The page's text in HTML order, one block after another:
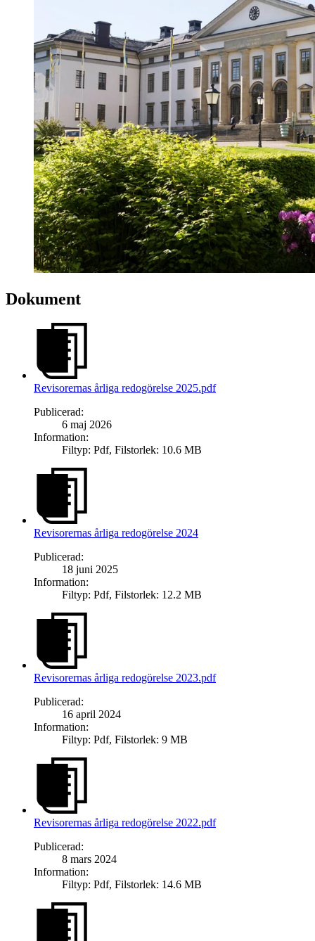
Dokument
Revisorernas årliga redogörelse 2025.pdf
Publicerad:
6 maj 2026
Information:
Filtyp: Pdf, Filstorlek: 10.6 MB
Revisorernas årliga redogörelse 2024
Publicerad:
18 juni 2025
Information:
Filtyp: Pdf, Filstorlek: 12.2 MB
Revisorernas årliga redogörelse 2023.pdf
Publicerad:
16 april 2024
Information:
Filtyp: Pdf, Filstorlek: 9 MB
Revisorernas årliga redogörelse 2022.pdf
Publicerad:
8 mars 2024
Information:
Filtyp: Pdf, Filstorlek: 14.6 MB